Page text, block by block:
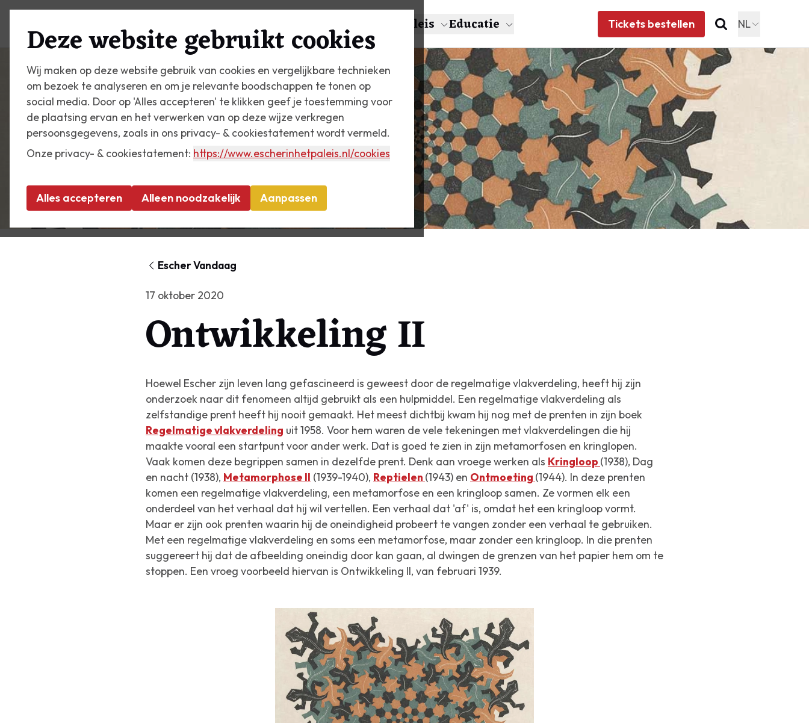
Deze website gebruikt cookies
Wij maken op deze website gebruik van cookies en vergelijkbare technieken
om bezoek te analyseren en om je relevante boodschappen te tonen op
social media. Door op 'Alles accepteren' te klikken geef je toestemming voor
de plaatsing ervan en het verwerken van op deze wijze verkregen
persoonsgegevens, zoals in ons privacy- & cookiestatement wordt vermeld.
Onze privacy- & cookiestatement: https://www.escherinhetpaleis.nl/cookies
Alles accepteren Alleen noodzakelijk Aanpassen
Plan je bezoek Zien & doen Over Escher Het Paleis Educatie Tickets bestellen NL
Escher Vandaag
17 oktober 2020
Ontwikkeling II
Hoewel Escher zijn leven lang gefascineerd is geweest door de regelmatige vlakverdeling, heeft hij zijn
onderzoek naar dit fenomeen altijd gebruikt als een hulpmiddel. Een regelmatige vlakverdeling als
zelfstandige prent heeft hij nooit gemaakt. Het meest dichtbij kwam hij nog met de prenten in zijn boek
Regelmatige vlakverdeling uit 1958. Voor hem waren de vele tekeningen met vlakverdelingen die hij
maakte vooral een startpunt voor ander werk. Dat is goed te zien in zijn metamorfosen en kringlopen.
Vaak komen deze begrippen samen in dezelfde prent. Denk aan vroege werken als Kringloop (1938), Dag
en nacht (1938), Metamorphose II (1939-1940), Reptielen (1943) en Ontmoeting (1944). In deze prenten
komen een regelmatige vlakverdeling, een metamorfose en een kringloop samen. Ze vormen elk een
onderdeel van het verhaal dat hij wil vertellen. Een verhaal dat 'af' is, omdat het een kringloop vormt.
Maar er zijn ook prenten waarin hij de oneindigheid probeert te vangen zonder een verhaal te gebruiken.
Met een regelmatige vlakverdeling en soms een metamorfose, maar zonder een kringloop. In die prenten
suggereert hij dat de afbeelding oneindig door kan gaan, al dwingen de grenzen van het papier hem om te
stoppen. Een vroeg voorbeeld hiervan is Ontwikkeling II, van februari 1939.